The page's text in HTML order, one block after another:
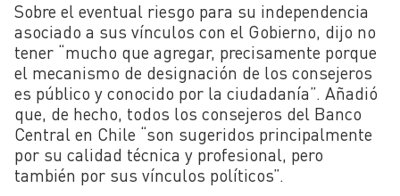
Sobre el eventual riesgo para su independencia
asociado a sus vínculos con el Gobierno, dijo no
tener “mucho que agregar, precisamente porque
el mecanismo de designación de los consejeros
es público y conocido por la ciudadanía”. Añadió
que, de hecho, todos los consejeros del Banco
Central en Chile “son sugeridos principalmente
por su calidad técnica y profesional, pero
también por sus vínculos políticos”.